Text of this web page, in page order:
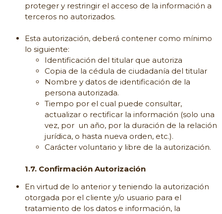
proteger y restringir el acceso de la información a
terceros no autorizados.
Esta autorización, deberá contener como mínimo
lo siguiente:
Identificación del titular que autoriza
Copia de la cédula de ciudadanía del titular
Nombre y datos de identificación de la
persona autorizada.
Tiempo por el cual puede consultar,
actualizar o rectificar la información (solo una
vez, por un año, por la duración de la relación
jurídica, o hasta nueva orden, etc.).
Carácter voluntario y libre de la autorización.
1.7. Confirmación Autorización
En virtud de lo anterior y teniendo la autorización
otorgada por el cliente y/o usuario para el
tratamiento de los datos e información, la